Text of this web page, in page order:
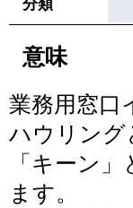
分類
意味
業務用窓口
ハウリング
「キーン
ます。